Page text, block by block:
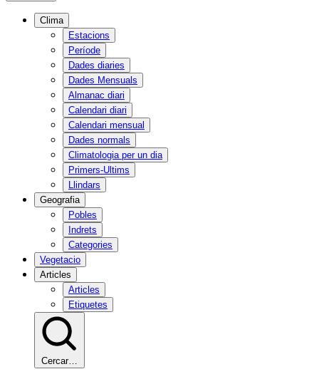
Clima
Estacions
Període
Dades diaries
Dades Mensuals
Almanac diari
Calendari diari
Calendari mensual
Dades normals
Climatologia per un dia
Primers-Ultims
Llindars
Geografia
Pobles
Indrets
Categories
Vegetacio
Articles
Articles
Etiquetes
Cercar…